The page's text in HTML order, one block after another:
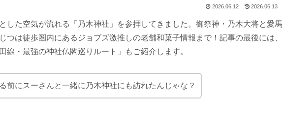
2026.06.12 2026.06.13
した空気が流れる「乃木神社」を参拝してきました。御祭神・乃木大将と愛馬
つは徒歩圏内にあるジョブズ激推しの老舗和菓子情報まで！記事の最後には、
線・最強の神社仏閣巡りルート」もご紹介します。
前にスーさんと一緒に乃木神社にも訪れたんじゃな？